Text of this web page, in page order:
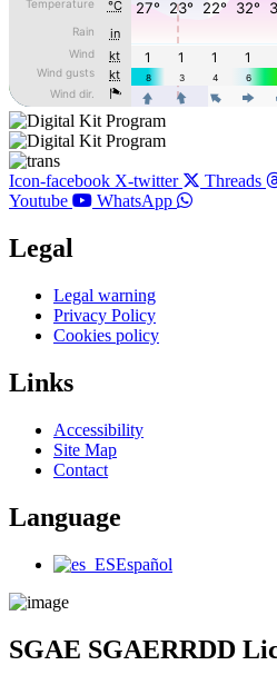
Icon-facebook X-twitter Threads
Youtube
WhatsApp
Legal
Main
Menu
Legal warning
Privacy Policy
Cookies policy
Links
Main
Menu
Accessibility
Site Map
Contact
Language
Main
Español
SGAE SGAERRDD